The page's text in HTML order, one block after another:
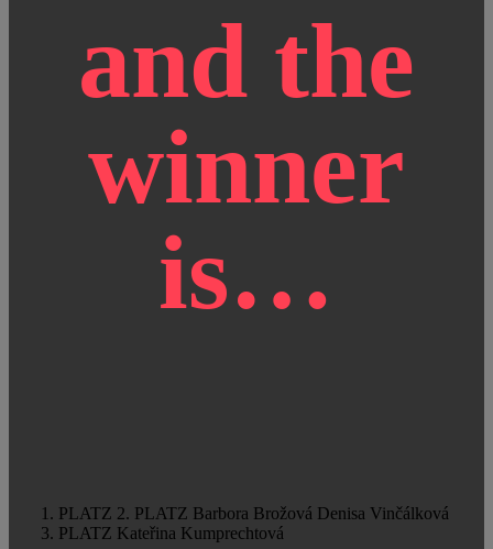
and the
winner
is…
1. PLATZ 2. PLATZ Barbora Brožová Denisa Vinčálková
3. PLATZ Kateřina Kumprechtová